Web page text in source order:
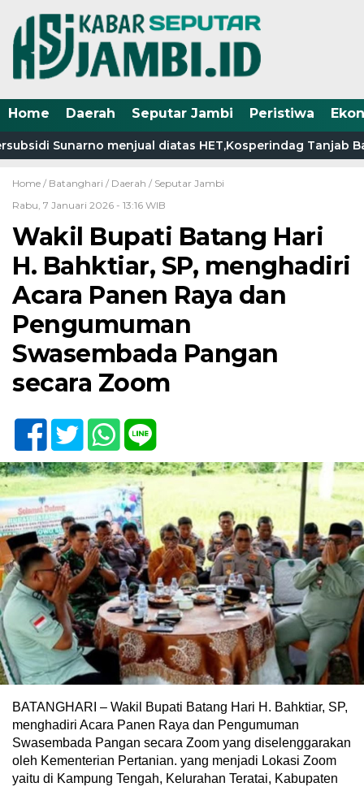
Home Daerah Seputar Jambi Peristiwa
Sunarno menjual diatas HET,Kosperindag Tanjab
Home / Batanghari / Daerah / Seputar Jambi
Rabu, 7 Januari 2026 - 13:16 WIB
Wakil Bupati Batang Hari
H. Bahktiar, SP, menghadiri
Acara Panen Raya dan
Pengumuman
Swasembada Pangan
secara Zoom
BATANGHARI – Wakil Bupati Batang Hari H. Bahktiar, SP,
menghadiri Acara Panen Raya dan Pengumuman
Swasembada Pangan secara Zoom yang diselenggarakan
oleh Kementerian Pertanian. ‎yang menjadi Lokasi Zoom
yaitu di Kampung Tengah, Kelurahan Teratai, Kabupaten